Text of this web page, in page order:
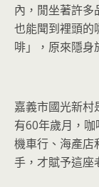
內，閒坐著許多
也能聞到裡頭的
啡」，原來隱身
嘉義市國光新村
有60年歲月，
機車行、海產店
手，才賦予這座